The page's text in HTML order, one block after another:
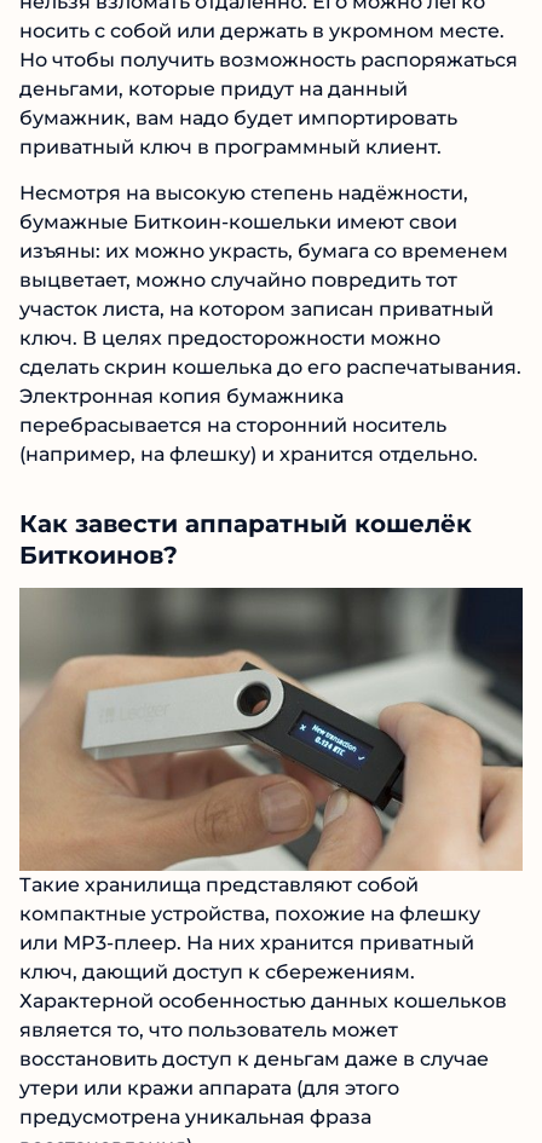
носить с собой или держать в укромном месте.
Но чтобы получить возможность распоряжаться
деньгами, которые придут на данный
бумажник, вам надо будет импортировать
приватный ключ в программный клиент.
Несмотря на высокую степень надёжности,
бумажные Биткоин-кошельки имеют свои
изъяны: их можно украсть, бумага со временем
выцветает, можно случайно повредить тот
участок листа, на котором записан приватный
ключ. В целях предосторожности можно
сделать скрин кошелька до его распечатывания.
Электронная копия бумажника
перебрасывается на сторонний носитель
(например, на флешку) и хранится отдельно.
Как завести аппаратный кошелёк
Биткоинов?
Такие хранилища представляют собой
компактные устройства, похожие на флешку
или MP3-плеер. На них хранится приватный
ключ, дающий доступ к сбережениям.
Характерной особенностью данных кошельков
является то, что пользователь может
восстановить доступ к деньгам даже в случае
утери или кражи аппарата (для этого
предусмотрена уникальная фраза